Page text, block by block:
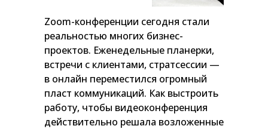
Zoom-конференции сегодня стали
реальностью многих бизнес-
проектов. Еженедельные планерки,
встречи с клиентами, стратсессии —
в онлайн переместился огромный
пласт коммуникаций. Как выстроить
работу, чтобы видеоконференция
действительно решала возложенные